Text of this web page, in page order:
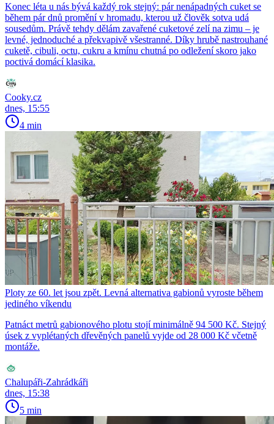
Konec léta u nás bývá každý rok stejný: pár nenápadných cuket se
během pár dnů promění v hromadu, kterou už člověk sotva udá
sousedům. Právě tehdy dělám zavařené cuketové zelí na zimu – je
levné, jednoduché a překvapivě všestranné. Díky hrubě nastrouhané
cuketě, cibuli, octu, cukru a kmínu chutná po odležení skoro jako
poctivá domácí klasika.
Cooky.cz
dnes, 15:55
4 min
Ploty ze 60. let jsou zpět. Levná alternativa gabionů vyroste během
jediného víkendu
Patnáct metrů gabionového plotu stojí minimálně 94 500 Kč. Stejný
úsek z vyplétaných dřevěných panelů vyjde od 28 000 Kč včetně
montáže.
Chalupáři-Zahrádkáři
dnes, 15:38
5 min